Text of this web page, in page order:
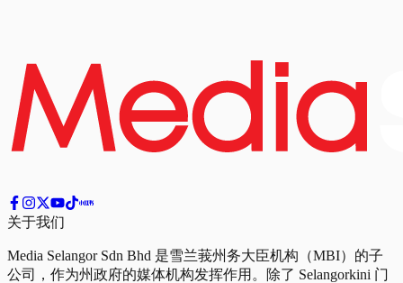
关于我们
Media Selangor Sdn Bhd 是雪兰莪州务大臣机构（MBI）的子
公司，作为州政府的媒体机构发挥作用。除了 Selangorkini 门